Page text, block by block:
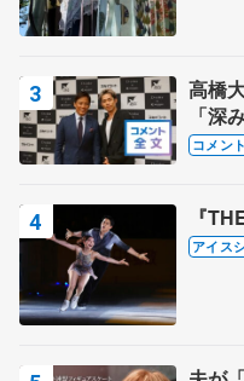
高橋
「深
る？
コメン
『
アイス